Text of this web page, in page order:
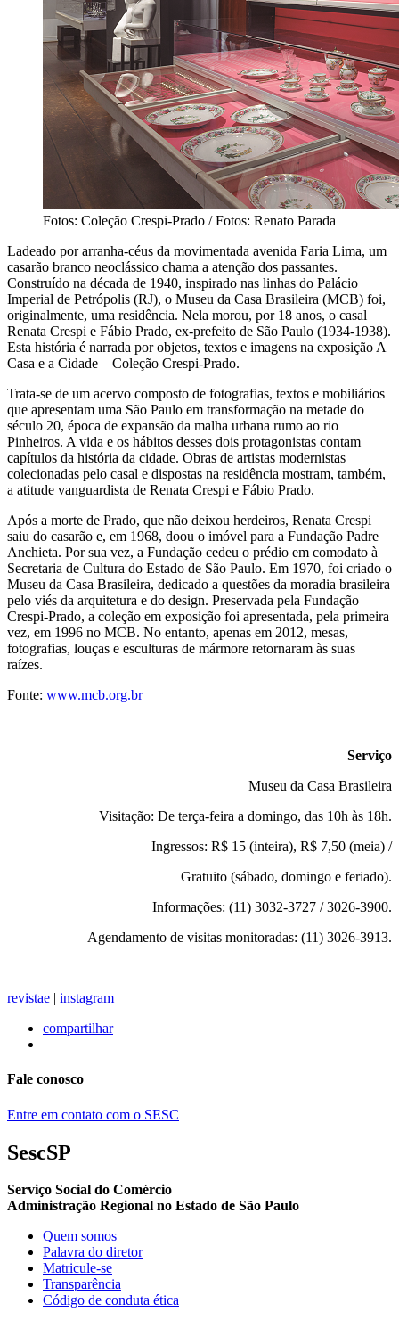
Fotos: Coleção Crespi-Prado / Fotos: Renato Parada
Ladeado por arranha-céus da movimentada avenida Faria Lima, um
casarão branco neoclássico chama a atenção dos passantes.
Construído na década de 1940, inspirado nas linhas do Palácio
Imperial de Petrópolis (RJ), o Museu da Casa Brasileira (MCB) foi,
originalmente, uma residência. Nela morou, por 18 anos, o casal
Renata Crespi e Fábio Prado, ex-prefeito de São Paulo (1934-1938).
Esta história é narrada por objetos, textos e imagens na exposição A
Casa e a Cidade – Coleção Crespi-Prado.
Trata-se de um acervo composto de fotografias, textos e mobiliários
que apresentam uma São Paulo em transformação na metade do
século 20, época de expansão da malha urbana rumo ao rio
Pinheiros. A vida e os hábitos desses dois protagonistas contam
capítulos da história da cidade. Obras de artistas modernistas
colecionadas pelo casal e dispostas na residência mostram, também,
a atitude vanguardista de Renata Crespi e Fábio Prado.
Após a morte de Prado, que não deixou herdeiros, Renata Crespi
saiu do casarão e, em 1968, doou o imóvel para a Fundação Padre
Anchieta. Por sua vez, a Fundação cedeu o prédio em comodato à
Secretaria de Cultura do Estado de São Paulo. Em 1970, foi criado o
Museu da Casa Brasileira, dedicado a questões da moradia brasileira
pelo viés da arquitetura e do design. Preservada pela Fundação
Crespi-Prado, a coleção em exposição foi apresentada, pela primeira
vez, em 1996 no MCB. No entanto, apenas em 2012, mesas,
fotografias, louças e esculturas de mármore retornaram às suas
raízes.
Fonte: www.mcb.org.br
Serviço
Museu da Casa Brasileira
Visitação: De terça-feira a domingo, das 10h às 18h.
Ingressos: R$ 15 (inteira), R$ 7,50 (meia) /
Gratuito (sábado, domingo e feriado).
Informações: (11) 3032-3727 / 3026-3900.
Agendamento de visitas monitoradas: (11) 3026-3913.
revistae | instagram
compartilhar
Fale conosco
Entre em contato com o SESC
SescSP
Serviço Social do Comércio
Administração Regional no Estado de São Paulo
Quem somos
Palavra do diretor
Matricule-se
Transparência
Código de conduta ética